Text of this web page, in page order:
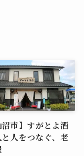
沼市】すがとよ酒
人をつなぐ、老